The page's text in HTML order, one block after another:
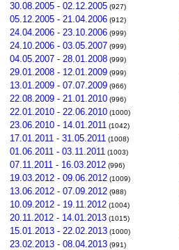
30.08.2005 - 02.12.2005 (927)
05.12.2005 - 21.04.2006 (912)
24.04.2006 - 23.10.2006 (999)
24.10.2006 - 03.05.2007 (999)
04.05.2007 - 28.01.2008 (999)
29.01.2008 - 12.01.2009 (999)
13.01.2009 - 07.07.2009 (966)
22.08.2009 - 21.01.2010 (996)
22.01.2010 - 22.06.2010 (1000)
23.06.2010 - 14.01.2011 (1042)
17.01.2011 - 31.05.2011 (1008)
01.06.2011 - 03.11.2011 (1003)
07.11.2011 - 16.03.2012 (996)
19.03.2012 - 09.06.2012 (1009)
13.06.2012 - 07.09.2012 (988)
10.09.2012 - 19.11.2012 (1004)
20.11.2012 - 14.01.2013 (1015)
15.01.2013 - 22.02.2013 (1000)
23.02.2013 - 08.04.2013 (991)